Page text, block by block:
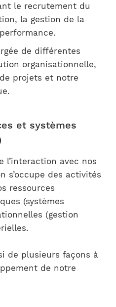
le recrutement du
la gestion de la
de différentes
organisationnelle,
projets et notre
et systèmes
l’interaction avec nos
s’occupe des activités
ressources
(systèmes
(gestion
de plusieurs façons à
de notre